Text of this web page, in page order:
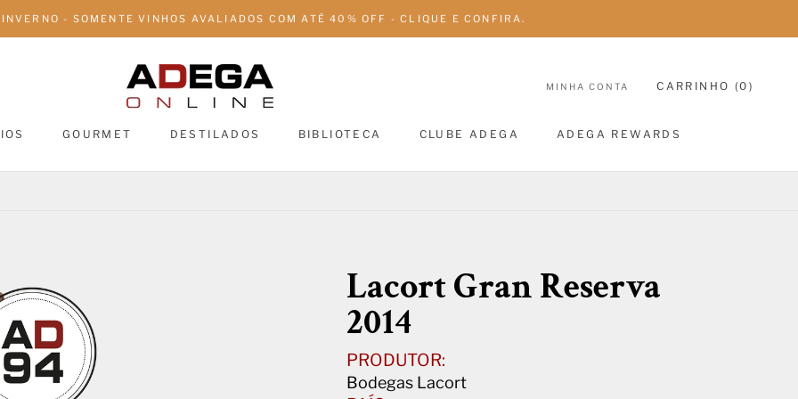
- SOMENTE VINHOS AVALIADOS COM ATÉ 40% OFF - CLIQUE E CONFIRA.
GOURMET
DESTILADOS
BIBLIOTECA
CLUBE ADEGA
ADEGA REWARDS
MINHA CONTA CARRINHO (0 )
Lacort Gran Reserva
2014
PRODUTOR:
Bodegas Lacort